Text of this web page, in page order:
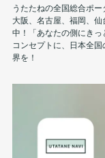
うたたねの全国総合ポ
大阪、名古屋、福岡、
中！「あなたの側にき
コンセプトに、日本全
界を！